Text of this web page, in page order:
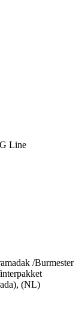
Line
/Burmester
(NL)